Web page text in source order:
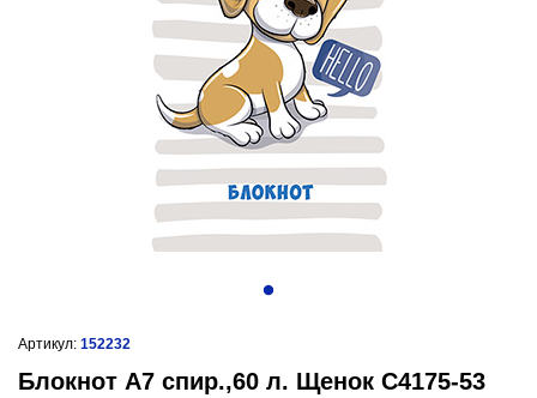
Артикул: 152232
Блокнот А7 спир.,60 л. Щенок С4175-53